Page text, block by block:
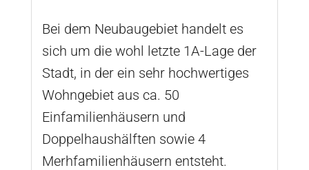
Bei dem Neubaugebiet handelt es
sich um die wohl letzte 1A-Lage der
Stadt, in der ein sehr hochwertiges
Wohngebiet aus ca. 50
Einfamilienhäusern und
Doppelhaushälften sowie 4
Merhfamilienhäusern entsteht.